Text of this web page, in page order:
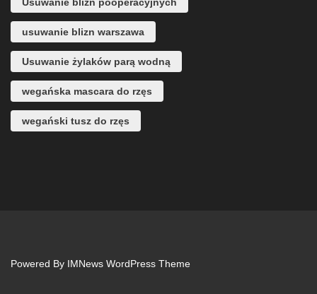
usuwanie blizn warszawa
Usuwanie żylaków parą wodną
wegańska mascara do rzęs
wegański tusz do rzęs
Powered By IMNews WordPress Theme